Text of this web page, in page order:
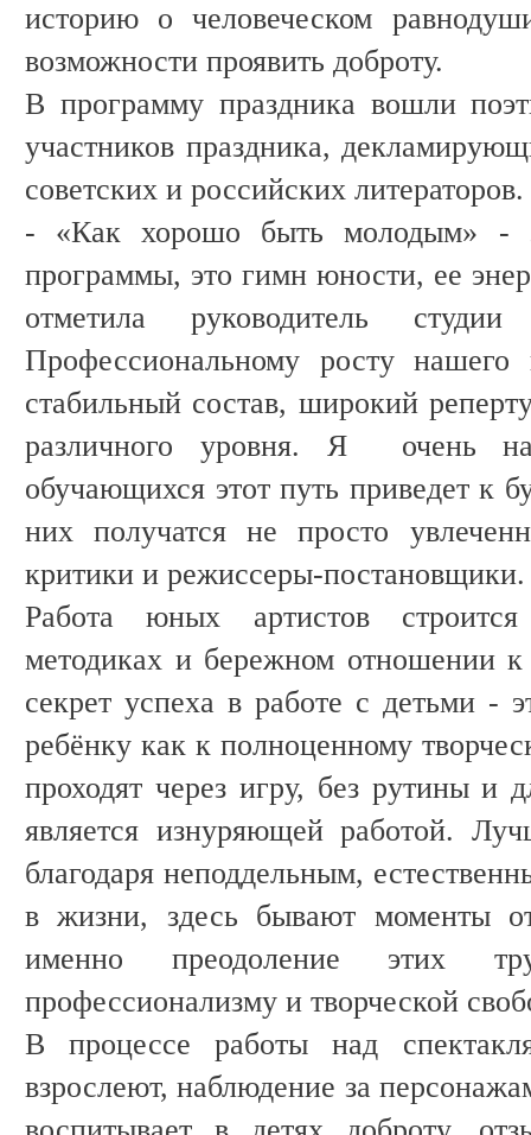
историю о человеческом
возможности проявить доброту.
В программу праздника вошли
участников праздника,
советских и российских литераторов.
- «Как хорошо быть молодым» -
программы, это гимн юности, ее
отметила руководитель
Профессиональному росту нашего
стабильный состав, широкий
различного уровня. Я очень
обучающихся этот путь приведет к
них получатся не просто
критики и режиссеры-постановщики.
Работа юных артистов
методиках и бережном отношении
секрет успеха в работе с детьми -
ребёнку как к полноценному
проходят через игру, без рутины и
является изнуряющей работой.
благодаря неподдельным,
в жизни, здесь бывают моменты
именно преодоление этих
профессионализму и творческой
В процессе работы над
взрослеют, наблюдение за